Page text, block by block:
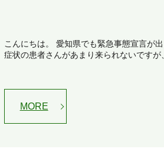
こんにちは。 愛知県でも緊急事態宣言が
症状の患者さんがあまり来られないです
MORE